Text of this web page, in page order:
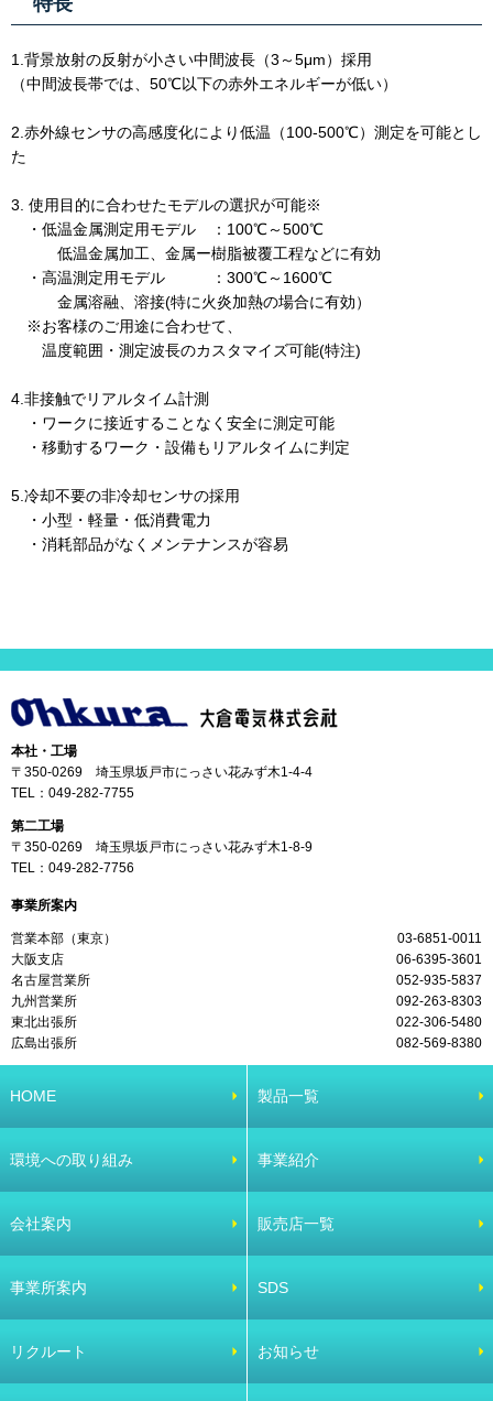
1.背景放射の反射が小さい中間波長（3～5μm）採用
（中間波長帯では、50℃以下の赤外エネルギーが低い）
2.赤外線センサの高感度化により低温（100-500℃）測定を可能とし
た
3. 使用目的に合わせたモデルの選択が可能※
・低温金属測定用モデル ：100℃～500℃
低温金属加工、金属ー樹脂被覆工程などに有効
・高温測定用モデル ：300℃～1600℃
金属溶融、溶接(特に火炎加熱の場合に有効）
※お客様のご用途に合わせて、
温度範囲・測定波長のカスタマイズ可能(特注)
4.非接触でリアルタイム計測
・ワークに接近することなく安全に測定可能
・移動するワーク・設備もリアルタイムに判定
5.冷却不要の非冷却センサの採用
・小型・軽量・低消費電力
・消耗部品がなくメンテナンスが容易
本社・工場
〒350-0269 埼玉県坂戸市にっさい花みず木1-4-4
TEL： 049-282-7755
第二工場
〒350-0269 埼玉県坂戸市にっさい花みず木1-8-9
TEL： 049-282-7756
事業所案内
営業本部（東京）
03-6851-0011
大阪支店
06-6395-3601
名古屋営業所
052-935-5837
九州営業所
092-263-8303
東北出張所
022-306-5480
広島出張所
082-569-8380
HOME 製品一覧
環境への取り組み 事業紹介
会社案内 販売店一覧
事業所案内 SDS
リクルート お知らせ